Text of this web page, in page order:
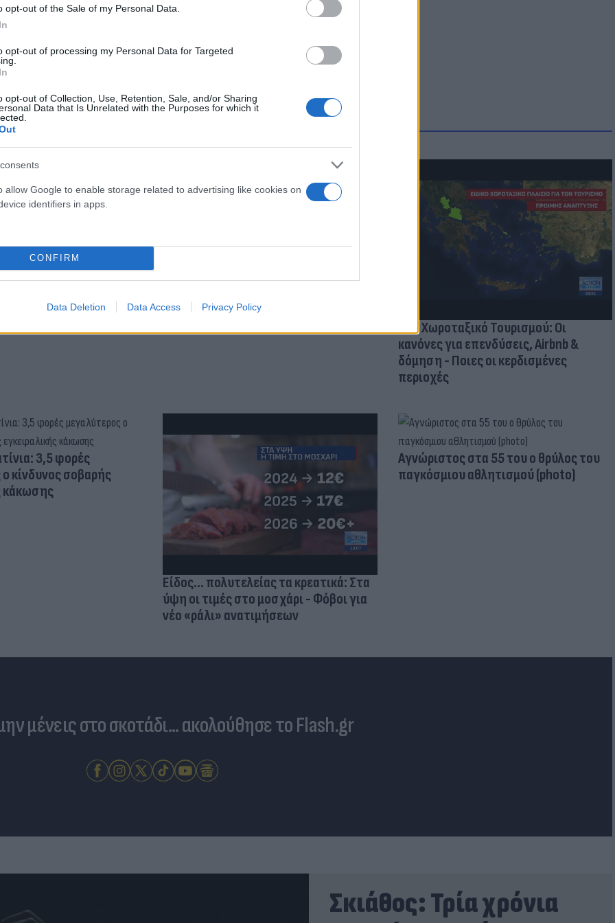
opt-out of the Sale of my Personal Data.
opt-out of processing my Personal Data for Targeted
opt-out of Collection, Use, Retention, Sale, and/or Sharing
Data that Is Unrelated with the Purposes for which it
allow Google to enable storage related to advertising like cookies on
identifiers in apps.
CONFIRM
Data Deletion Data Access Privacy Policy
υπήρξε ένας
Νέο Χωροταξικό Τουρισμού: Οι
κανόνες για επενδύσεις, Airbnb &
δόμηση - Ποιες οι κερδισμένες
περιοχές
3,5 φορές
κίνδυνος σοβαρής
κάκωσης
Είδος... πολυτελείας τα κρεατικά: Στα
ύψη οι τιμές στο μοσχάρι - Φόβοι για
νέο «ράλι» ανατιμήσεων
Aγνώριστος στα 55 του ο θρύλος του
παγκόσμιου αθλητισμού (photo)
μένεις στο σκοτάδι... ακολούθησε το Flash.gr
Σκιάθος: Τρία χρόνια